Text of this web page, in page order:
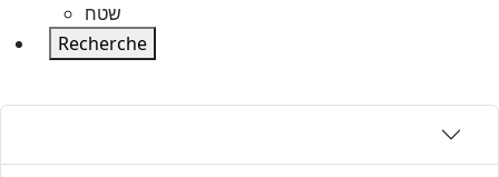
שטח
Recherche